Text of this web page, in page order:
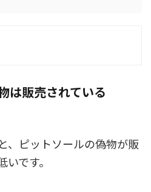
は販売されている
、ピットソールの偽物が販
です。